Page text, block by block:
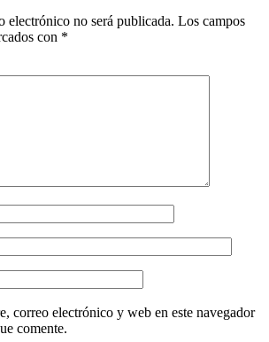
electrónico no será publicada. Los campos
con *
correo electrónico y web en este navegador
comente.